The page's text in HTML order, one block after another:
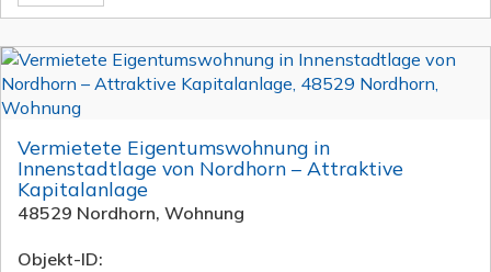
Vermietete Eigentumswohnung in
Innenstadtlage von Nordhorn – Attraktive
Kapitalanlage
48529 Nordhorn, Wohnung
Objekt-ID: